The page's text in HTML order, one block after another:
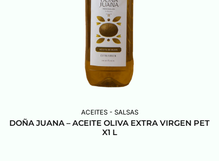
ACEITES - SALSAS
DOÑA JUANA – ACEITE OLIVA EXTRA VIRGEN PET
X1 L